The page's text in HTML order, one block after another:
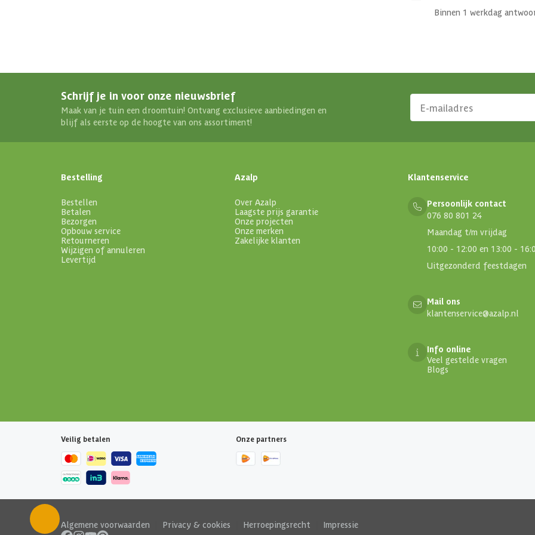
Binnen 1 werkdag
Schrijf je in voor onze nieuwsbrief
Maak van je tuin een droomtuin! Ontvang exclusieve aanbiedingen en
blijf als eerste op de hoogte van ons assortiment!
Bestelling
Bestellen
Betalen
Bezorgen
Opbouw service
Retourneren
Wijzigen of annuleren
Levertijd
Azalp
Over Azalp
Laagste prijs garantie
Onze projecten
Onze merken
Zakelijke klanten
Klantenservice
Persoonlijk contact
076 80 801 24
Maandag t/m vrijdag
10:00 - 12:00 en 13:00 -
Uitgezonderd feestdagen
Mail ons
klantenservice@azalp.nl
Info online
Veel gestelde vragen
Blogs
Veilig betalen Onze partners
Algemene voorwaarden Privacy & cookies Herroepingsrecht Impressie